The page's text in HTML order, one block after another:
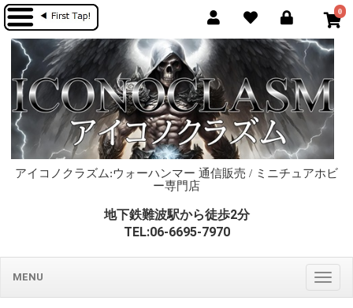
0
アイコノクラズム:ウォーハンマー 通信販売 / ミニチュアホビ
ー専門店
地下鉄難波駅から徒歩2分
TEL:06-6695-7970
MENU